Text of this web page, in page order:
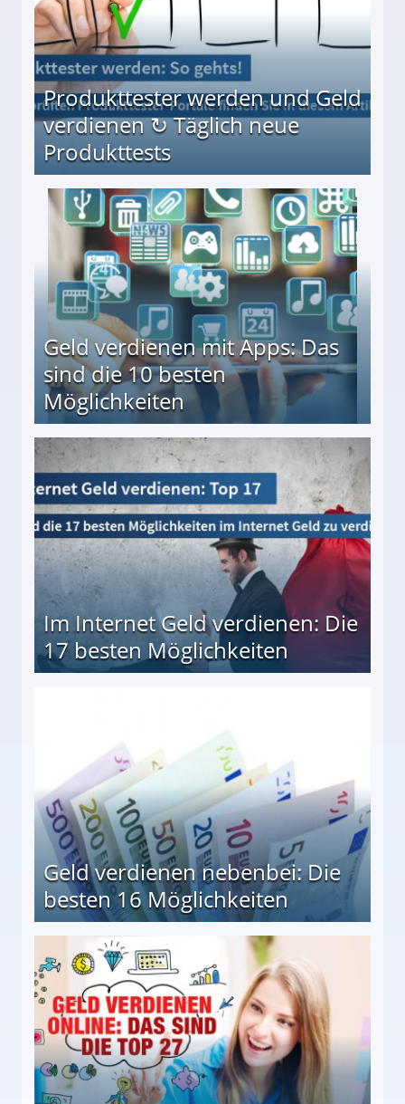
Produkttester werden und Geld
verdienen ↻ Täglich neue
Produkttests
↻ Täglich neue Produkttests
Geld verdienen mit Apps: Das
sind die 10 besten
Möglichkeiten
besten Möglichkeiten
Im Internet Geld verdienen: Die
17 besten Möglichkeiten
Geld verdienen nebenbei: Die
besten 16 Möglichkeiten